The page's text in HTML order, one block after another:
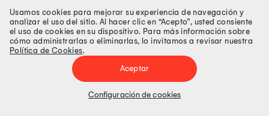
Tienda 100% Segura
Tiendas Peruanas S.A. R.U.C. Nº 20493020618. Todos los derechos
Precios disponibles solo en www.oechsle.pe. Precios online publicados
Usamos cookies para mejorar su experiencia de navegación y
analizar el uso del sitio. Al hacer clic en “Acepto”, usted consiente
el uso de cookies en su dispositivo. Para más información sobre
cómo administrarlas o eliminarlas, lo invitamos a revisar nuestra
Política de Cookies.
Aceptar
Configuración de cookies